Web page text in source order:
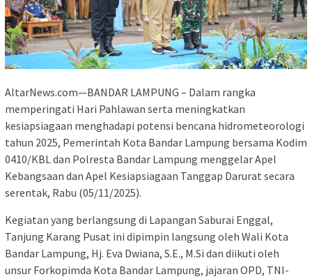
AltarNews.com—BANDAR LAMPUNG – Dalam rangka
memperingati Hari Pahlawan serta meningkatkan
kesiapsiagaan menghadapi potensi bencana hidrometeorologi
tahun 2025, Pemerintah Kota Bandar Lampung bersama Kodim
0410/KBL dan Polresta Bandar Lampung menggelar Apel
Kebangsaan dan Apel Kesiapsiagaan Tanggap Darurat secara
serentak, Rabu (05/11/2025).
Kegiatan yang berlangsung di Lapangan Saburai Enggal,
Tanjung Karang Pusat ini dipimpin langsung oleh Wali Kota
Bandar Lampung, Hj. Eva Dwiana, S.E., M.Si dan diikuti oleh
unsur Forkopimda Kota Bandar Lampung, jajaran OPD, TNI-